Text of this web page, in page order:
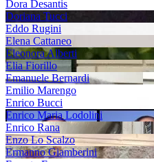
Dora Desantis
Doriana Tucci
Eddo Rugini
Elena Cattaneo
Eleonora Alberti
Elia Fiorillo
Emanuele Bernardi
Emilio Marengo
Enrico Bucci
Enrico Maria Lodolini
Enrico Rana
Enzo Lo Scalzo
Ermanno Giamberini